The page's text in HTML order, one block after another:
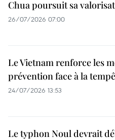
Chua poursuit sa
26/07/2026 07:00
Le Vietnam renforce les
prévention face à la
24/07/2026 13:53
Le typhon Noul devrait